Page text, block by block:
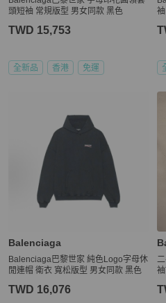
頭短袖 常規版型 男女同款 黑色
TWD 15,753
全新品 香港 免運
Balenciaga
Balenciaga巴黎世家 純色Logo字母休
閒連帽 衛衣 寬松版型 男女同款 黑色
TWD 16,076